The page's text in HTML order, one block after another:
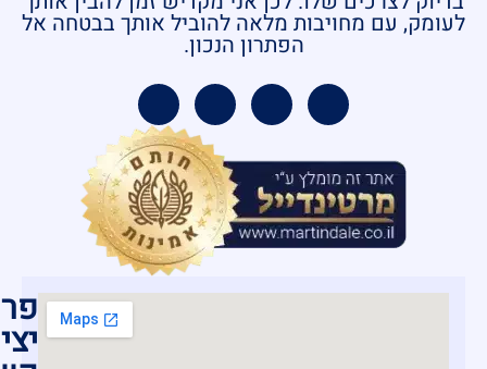
לעומק, עם מחויבות מלאה להוביל אותך בבטחה אל
הפתרון הנכון.